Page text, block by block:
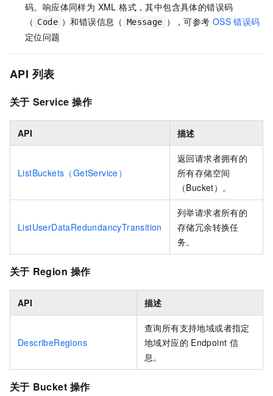
码。响应体同样为 XML 格式，其中包含具体的错误码
（ Code ）和错误信息（ Message ），可参考 OSS 错误码
定位问题
API 列表
关于 Service 操作
API 描述
ListBuckets（GetService）
返回请求者拥有的
所有存储空间
（Bucket）。
ListUserDataRedundancyTransition
列举请求者所有的
存储冗余转换任
务。
关于 Region 操作
API 描述
DescribeRegions
查询所有支持地域或者指定
地域对应的 Endpoint 信
息。
关于 Bucket 操作